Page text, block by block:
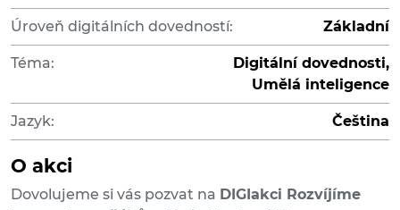
Úroveň digitálních dovedností: Základní
Téma:
Digitální dovednosti,
Umělá inteligence
Jazyk: Čeština
O akci
Dovolujeme si vás pozvat na DIGIakci Rozvíjíme